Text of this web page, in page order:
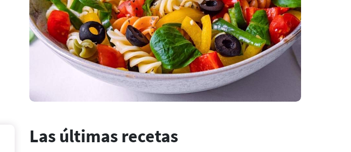
Las últimas recetas